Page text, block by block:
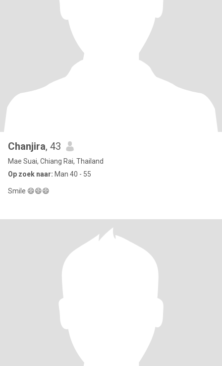
Chanjira, 43
Mae Suai, Chiang Rai, Thailand
Op zoek naar: Man 40 - 55
Smile 😄😄😄